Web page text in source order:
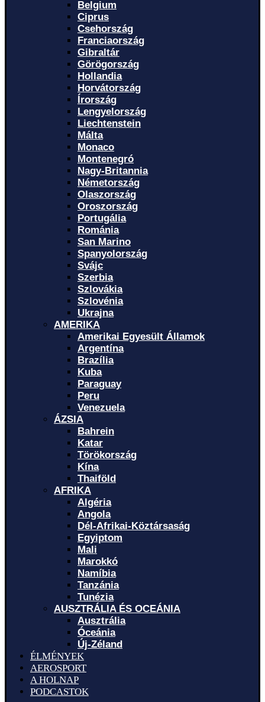
Belgium
Ciprus
Csehország
Franciaország
Gibraltár
Görögország
Hollandia
Horvátország
Írország
Lengyelország
Liechtenstein
Málta
Monaco
Montenegró
Nagy-Britannia
Németország
Olaszország
Oroszország
Portugália
Románia
San Marino
Spanyolország
Svájc
Szerbia
Szlovákia
Szlovénia
Ukrajna
AMERIKA
Amerikai Egyesült Államok
Argentína
Brazília
Kuba
Paraguay
Peru
Venezuela
ÁZSIA
Bahrein
Katar
Törökország
Kína
Thaiföld
AFRIKA
Algéria
Angola
Dél-Afrikai-Köztársaság
Egyiptom
Mali
Marokkó
Namíbia
Tanzánia
Tunézia
AUSZTRÁLIA ÉS OCEÁNIA
Ausztrália
Óceánia
Új-Zéland
ÉLMÉNYEK
AEROSPORT
A HOLNAP
PODCASTOK